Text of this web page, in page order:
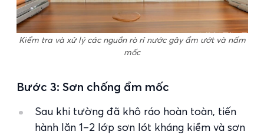
Kiểm tra và xử lý các nguồn rò rỉ nước gây ẩm ướt và nấm
mốc
Bước 3: Sơn chống ẩm mốc
Sau khi tường đã khô ráo hoàn toàn, tiến
hành lăn 1–2 lớp sơn lót kháng kiềm và sơn